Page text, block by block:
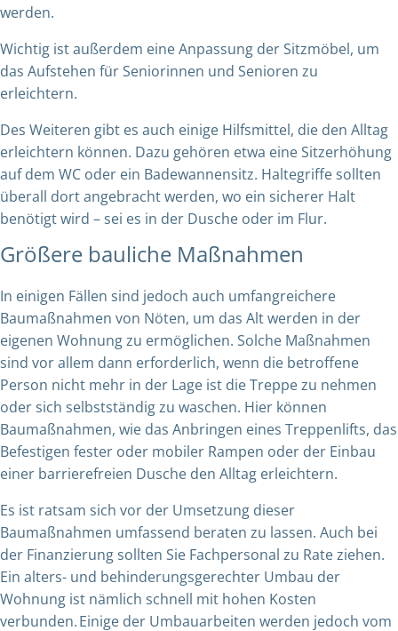
werden.
Wichtig ist außerdem eine Anpassung der Sitzmöbel, um
das Aufstehen für Seniorinnen und Senioren zu
erleichtern.
Des Weiteren gibt es auch einige Hilfsmittel, die den Alltag
erleichtern können. Dazu gehören etwa eine Sitzerhöhung
auf dem WC oder ein Badewannensitz. Haltegriffe sollten
überall dort angebracht werden, wo ein sicherer Halt
benötigt wird – sei es in der Dusche oder im Flur.
Größere bauliche Maßnahmen
In einigen Fällen sind jedoch auch umfangreichere
Baumaßnahmen von Nöten, um das Alt werden in der
eigenen Wohnung zu ermöglichen. Solche Maßnahmen
sind vor allem dann erforderlich, wenn die betroffene
Person nicht mehr in der Lage ist die Treppe zu nehmen
oder sich selbstständig zu waschen. Hier können
Baumaßnahmen, wie das Anbringen eines Treppenlifts, das
Befestigen fester oder mobiler Rampen oder der Einbau
einer barrierefreien Dusche den Alltag erleichtern.
Es ist ratsam sich vor der Umsetzung dieser
Baumaßnahmen umfassend beraten zu lassen. Auch bei
der Finanzierung sollten Sie Fachpersonal zu Rate ziehen.
Ein alters- und behinderungsgerechter Umbau der
Wohnung ist nämlich schnell mit hohen Kosten
verbunden. Einige der Umbauarbeiten werden jedoch vom